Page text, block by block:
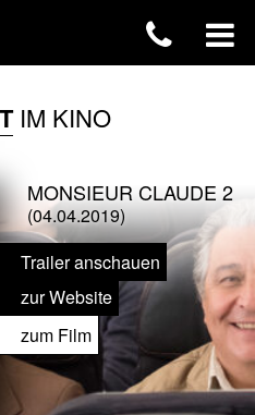
IM KINO
MONSIEUR CLAUDE 2
(04.04.2019)
Trailer anschauen
zur Website
zum Film